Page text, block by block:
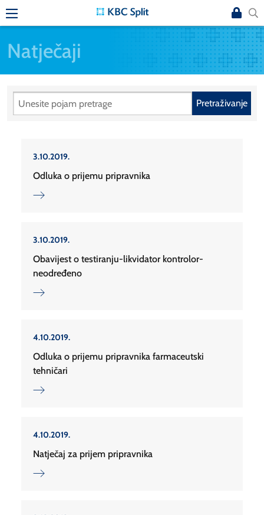
Natječaji
Pretraživanje
3.10.2019.
Odluka o prijemu pripravnika
3.10.2019.
Obavijest o testiranju-likvidator kontrolor-
neodređeno
4.10.2019.
Odluka o prijemu pripravnika farmaceutski
tehničari
4.10.2019.
Natječaj za prijem pripravnika